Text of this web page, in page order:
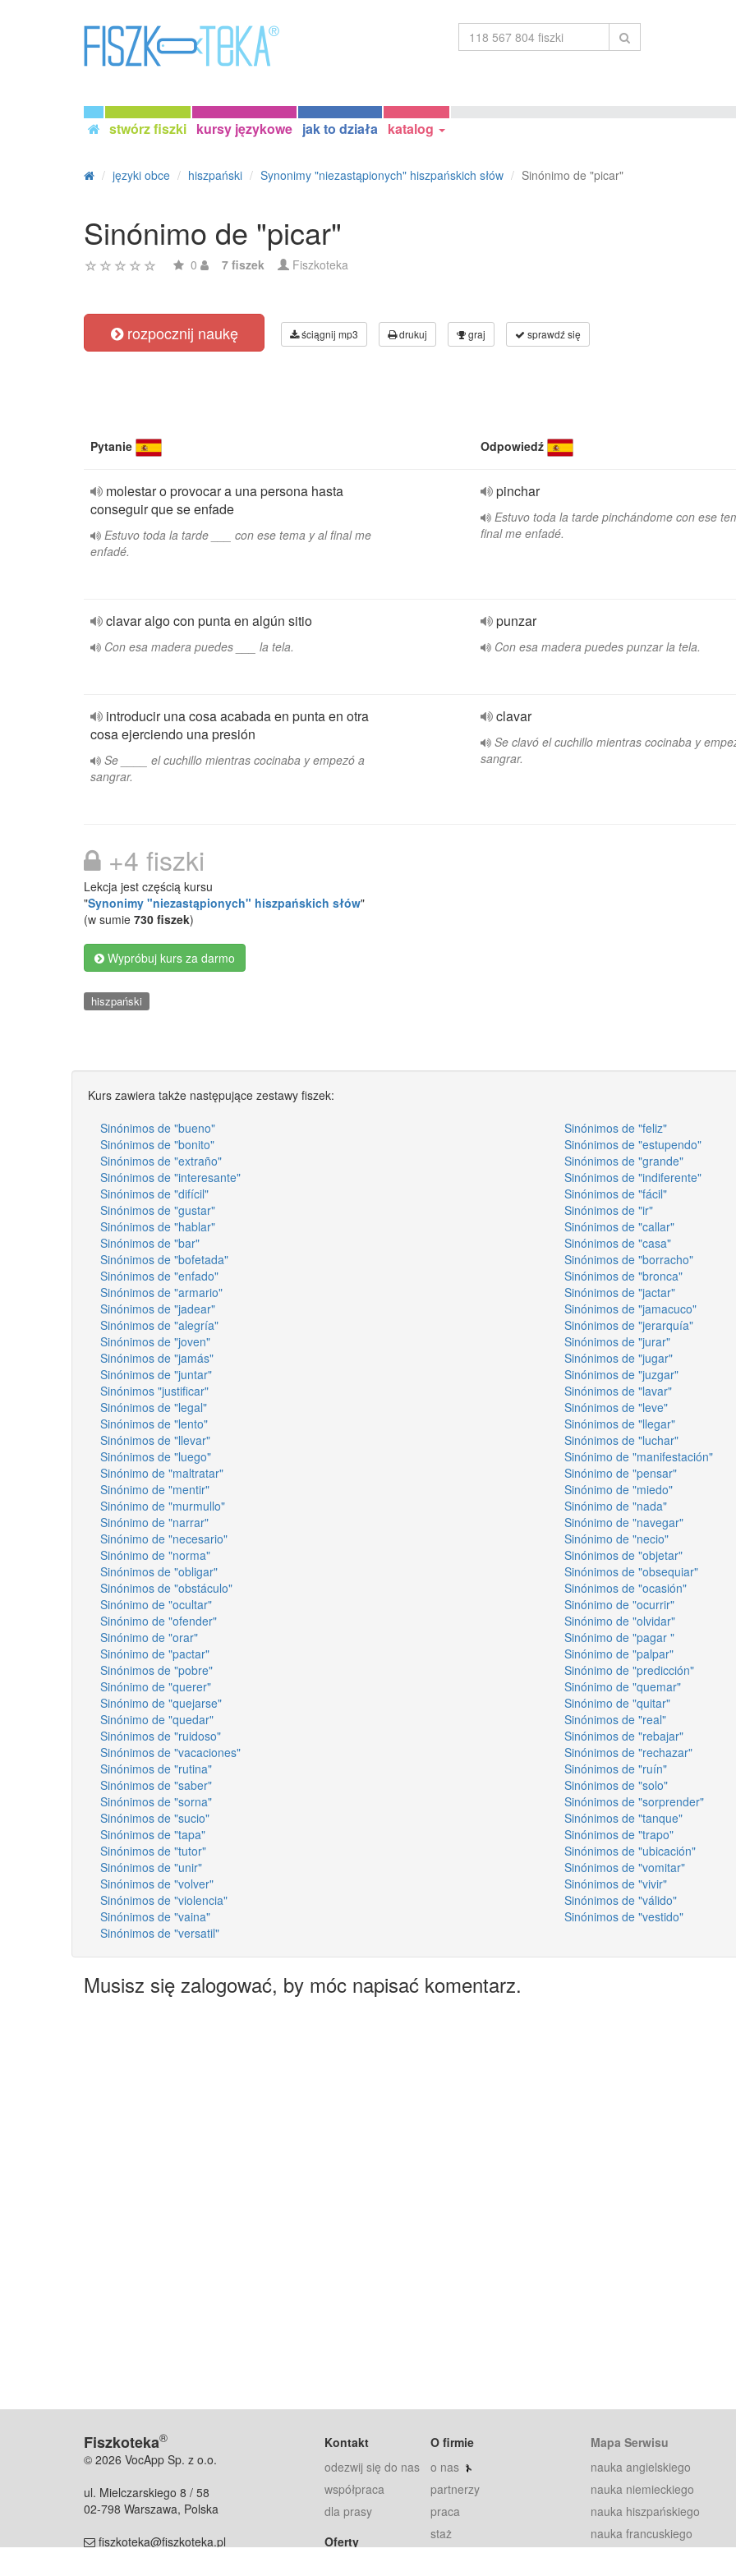
stwórz fiszki kursy językowe jak to działa katalog
języki obce hiszpański Synonimy "niezastąpionych" hiszpańskich słów Sinónimo de "picar"
Sinónimo de "picar"
0 7 fiszek Fiszkoteka
rozpocznij naukę ściągnij mp3 drukuj graj sprawdź się
Pytanie Odpowiedź
molestar o provocar a una persona hasta
conseguir que se enfade
Estuvo toda la tarde ___ con ese tema y al final me
enfadé.
pinchar
Estuvo toda la tarde pinchándome con ese
final me enfadé.
clavar algo con punta en algún sitio
Con esa madera puedes ___ la tela.
punzar
Con esa madera puedes punzar la tela.
introducir una cosa acabada en punta en otra
cosa ejerciendo una presión
Se ____ el cuchillo mientras cocinaba y empezó a
sangrar.
clavar
Se clavó el cuchillo mientras cocinaba y
sangrar.
+4 fiszki
Lekcja jest częścią kursu
"Synonimy "niezastąpionych" hiszpańskich słów"
(w sumie 730 fiszek)
Wypróbuj kurs za darmo
hiszpański
Kurs zawiera także następujące zestawy fiszek:
Sinónimos de "bueno"
Sinónimos de "feliz"
Sinónimos de "bonito"
Sinónimos de "estupendo"
Sinónimos de "extraño"
Sinónimos de "grande"
Sinónimos de "interesante"
Sinónimos de "indiferente"
Sinónimos de "difícil"
Sinónimos de "fácil"
Sinónimos de "gustar"
Sinónimos de "ir"
Sinónimos de "hablar"
Sinónimos de "callar"
Sinónimos de "bar"
Sinónimos de "casa"
Sinónimos de "bofetada"
Sinónimos de "borracho"
Sinónimos de "enfado"
Sinónimos de "bronca"
Sinónimos de "armario"
Sinónimos de "jactar"
Sinónimos de "jadear"
Sinónimos de "jamacuco"
Sinónimos de "alegría"
Sinónimos de "jerarquía"
Sinónimos de "joven"
Sinónimos de "jurar"
Sinónimos de "jamás"
Sinónimos de "jugar"
Sinónimos de "juntar"
Sinónimos de "juzgar"
Sinónimos "justificar"
Sinónimos de "lavar"
Sinónimos de "legal"
Sinónimos de "leve"
Sinónimos de "lento"
Sinónimos de "llegar"
Sinónimos de "llevar"
Sinónimos de "luchar"
Sinónimos de "luego"
Sinónimo de "manifestación"
Sinónimo de "maltratar"
Sinónimo de "pensar"
Sinónimo de "mentir"
Sinónimo de "miedo"
Sinónimo de "murmullo"
Sinónimo de "nada"
Sinónimo de "narrar"
Sinónimo de "navegar"
Sinónimo de "necesario"
Sinónimo de "necio"
Sinónimo de "norma"
Sinónimos de "objetar"
Sinónimos de "obligar"
Sinónimos de "obsequiar"
Sinónimos de "obstáculo"
Sinónimos de "ocasión"
Sinónimo de "ocultar"
Sinónimo de "ocurrir"
Sinónimo de "ofender"
Sinónimo de "olvidar"
Sinónimo de "orar"
Sinónimo de "pagar "
Sinónimo de "pactar"
Sinónimo de "palpar"
Sinónimos de "pobre"
Sinónimo de "predicción"
Sinónimo de "querer"
Sinónimo de "quemar"
Sinónimo de "quejarse"
Sinónimo de "quitar"
Sinónimo de "quedar"
Sinónimos de "real"
Sinónimos de "ruidoso"
Sinónimos de "rebajar"
Sinónimos de "vacaciones"
Sinónimos de "rechazar"
Sinónimos de "rutina"
Sinónimos de "ruín"
Sinónimos de "saber"
Sinónimos de "solo"
Sinónimos de "sorna"
Sinónimos de "sorprender"
Sinónimos de "sucio"
Sinónimos de "tanque"
Sinónimos de "tapa"
Sinónimos de "trapo"
Sinónimos de "tutor"
Sinónimos de "ubicación"
Sinónimos de "unir"
Sinónimos de "vomitar"
Sinónimos de "volver"
Sinónimos de "vivir"
Sinónimos de "violencia"
Sinónimos de "válido"
Sinónimos de "vaina"
Sinónimos de "vestido"
Sinónimos de "versatil"
Musisz się zalogować, by móc napisać komentarz.
Fiszkoteka®
© 2026 VocApp Sp. z o.o.
ul. Mielczarskiego 8 / 58
02-798 Warszawa, Polska
fiszkoteka@fiszkoteka.pl
Kontakt
odezwij się do nas
współpraca
dla prasy
Oferty
O firmie
o nas
partnerzy
praca
staż
Mapa Serwisu
nauka angielskiego
nauka niemieckiego
nauka hiszpańskiego
nauka francuskiego